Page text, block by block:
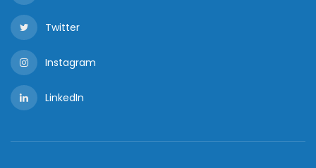
Twitter
Instagram
LinkedIn